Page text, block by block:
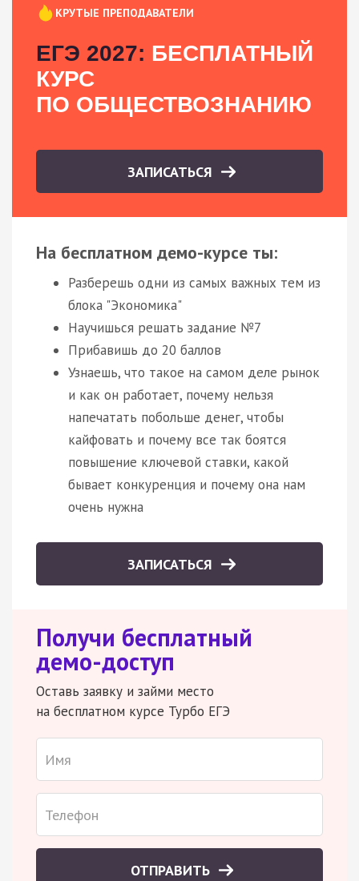
КРУТЫЕ ПРЕПОДАВАТЕЛИ
ЕГЭ 2027: БЕСПЛАТНЫЙ
КУРС
ПО ОБЩЕСТВОЗНАНИЮ
ЗАПИСАТЬСЯ
На бесплатном демо-курсе ты:
Разберешь одни из самых важных тем из
блока "Экономика"
Научишься решать задание №7
Прибавишь до 20 баллов
Узнаешь, что такое на самом деле рынок
и как он работает, почему нельзя
напечатать побольше денег, чтобы
кайфовать и почему все так боятся
повышение ключевой ставки, какой
бывает конкуренция и почему она нам
очень нужна
ЗАПИСАТЬСЯ
Получи бесплатный
демо-доступ
Оставь заявку и займи место
на бесплатном курсе Турбо ЕГЭ
ОТПРАВИТЬ